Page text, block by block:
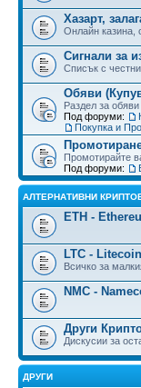
Хазарт,
Онлайн казина,
Сигнали за
Списък с
Обяви
Раздел за обяви
Под форуми:
Покупка и
Промотирайте
Под форуми:
АЛТЕРНАТИВНИ
ETH -
LTC -
Всичко за
NMC -
Други
Дискусии за
ДРУГИ